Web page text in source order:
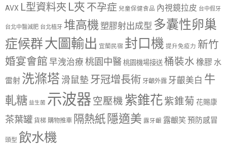
AVX L型資料夾 L夾 不孕症 兒童保健食品 內視鏡拉皮 台中假牙
台北中醫減肥 台北植牙 堆高機塑膠射出成型 多囊性卵巢
症候群大圖輸出 宜蘭民宿 封口機 提升免疫力 新竹
婚宴會館 早洩治療 桃園中醫 桃園機場接送 桶裝水 橡膠 水
雷射 洗滌塔 滑鼠墊 牙冠增長術 牙齦外露 牙齦美白 牛
軋糖 益生菌 示波器 空壓機 紫錐花紫錐菊 花賜康
茶葉罐 貨梯 購物推車 隔熱紙 隱適美 露牙齦 露齦笑預防感冒
頭型 飲水機